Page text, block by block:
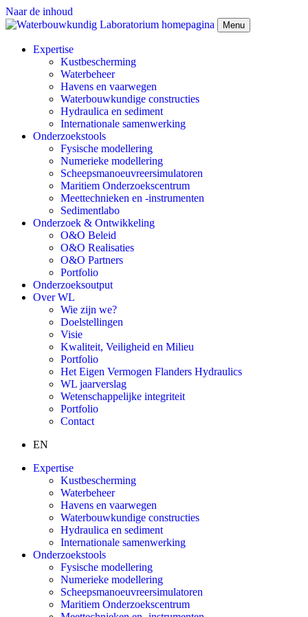
Naar de inhoud
Menu
Expertise
Kustbescherming
Waterbeheer
Havens en vaarwegen
Waterbouwkundige constructies
Hydraulica en sediment
Internationale samenwerking
Onderzoekstools
Fysische modellering
Numerieke modellering
Scheepsmanoeuvreersimulatoren
Maritiem Onderzoekscentrum
Meettechnieken en -instrumenten
Sedimentlabo
Onderzoek & Ontwikkeling
O&O Beleid
O&O Realisaties
O&O Partners
Portfolio
Onderzoeksoutput
Over WL
Wie zijn we?
Doelstellingen
Visie
Kwaliteit, Veiligheid en Milieu
Portfolio
Het Eigen Vermogen Flanders Hydraulics
WL jaarverslag
Wetenschappelijke integriteit
Portfolio
Contact
EN
Expertise
Kustbescherming
Waterbeheer
Havens en vaarwegen
Waterbouwkundige constructies
Hydraulica en sediment
Internationale samenwerking
Onderzoekstools
Fysische modellering
Numerieke modellering
Scheepsmanoeuvreersimulatoren
Maritiem Onderzoekscentrum